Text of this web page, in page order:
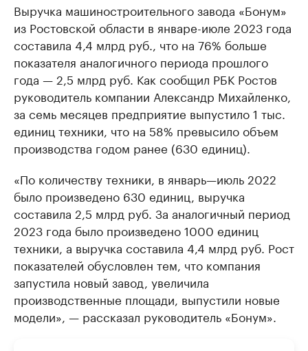
Выручка машиностроительного завода «Бонум»
из Ростовской области в январе-июле 2023 года
составила 4,4 млрд руб., что на 76% больше
показателя аналогичного периода прошлого
года — 2,5 млрд руб. Как сообщил РБК Ростов
руководитель компании Александр Михайленко,
за семь месяцев предприятие выпустило 1 тыс.
единиц техники, что на 58% превысило объем
производства годом ранее (630 единиц).
«По количеству техники, в январь—июль 2022
было произведено 630 единиц, выручка
составила 2,5 млрд руб. За аналогичный период
2023 года было произведено 1000 единиц
техники, а выручка составила 4,4 млрд руб. Рост
показателей обусловлен тем, что компания
запустила новый завод, увеличила
производственные площади, выпустили новые
модели», — рассказал руководитель «Бонум».